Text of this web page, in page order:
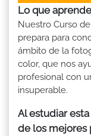
Lo que
Nuestro Curso
prepara para
ámbito de la
color, que nos
profesional con
insuperable.
Al estudiar
de los mejores